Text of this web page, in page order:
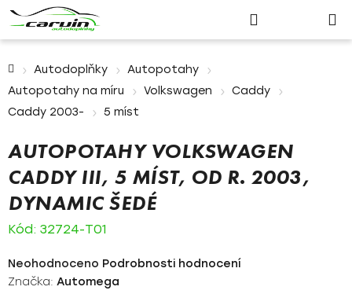
Přihlášení
košík
Autodoplňky
Autopotahy
Autopotahy na míru
Volkswagen
Caddy
Caddy 2003-
5 míst
AUTOPOTAHY VOLKSWAGEN
CADDY III, 5 MÍST, OD R. 2003,
DYNAMIC ŠEDÉ
Kód: 32724-T01
Průměrné
hodnocení
Neohodnoceno Podrobnosti hodnocení
Značka: Automega